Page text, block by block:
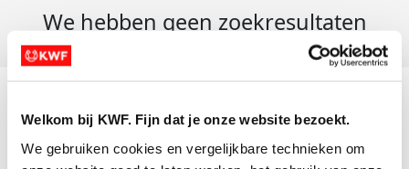
Welkom bij KWF. Fijn dat je onze website bezoekt.
We gebruiken cookies en vergelijkbare technieken om
We hebben geen zoekresultaten
Actiematerialen
Evenementen